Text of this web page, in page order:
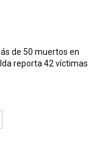
de 50 muertos en
reporta 42 víctimas